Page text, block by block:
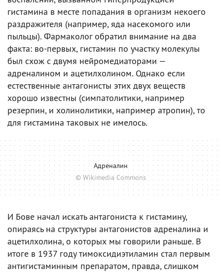
гистамина в месте попадания в организм некоего
раздражителя (например, яда насекомого или
пыльцы). Фармаколог обратил внимание на два
факта: во-первых, гистамин по участку молекулы
был схож с двумя нейромедиаторами —
адреналином и ацетилхолином. Однако если
естественные антагонисты этих двух веществ
хорошо известны (симпатолитики, например
резерпин, и холинолитики, например атропин), то
для гистамина таковых не имелось.
Адреналин
© Wikimedia Commons
И Бове начал искать антагониста к гистамину,
опираясь на структуры антагонистов адреналина и
ацетилхолина, о которых мы говорили раньше. В
итоге в 1937 году тимоксидиэтиламин стал первым
антигистаминным препаратом, правда, слишком